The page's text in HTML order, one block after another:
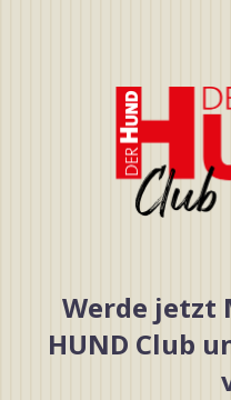
Werde jetzt
HUND Club